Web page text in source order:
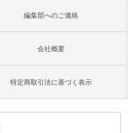
編集部へのご連絡
会社概要
特定商取引法に基づく表示